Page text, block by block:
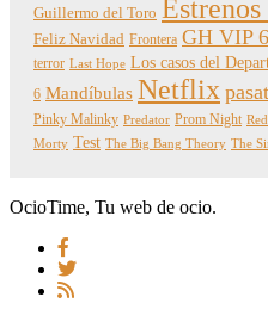
Guillermo del Toro
Feliz Navidad Frontera GH VIP 6
terror Last Hope Los casos del
6 Mandíbulas Netflix
Pinky Malinky Predator Prom Night
Morty Test The Big Bang Theory The
OcioTime, Tu web de ocio.